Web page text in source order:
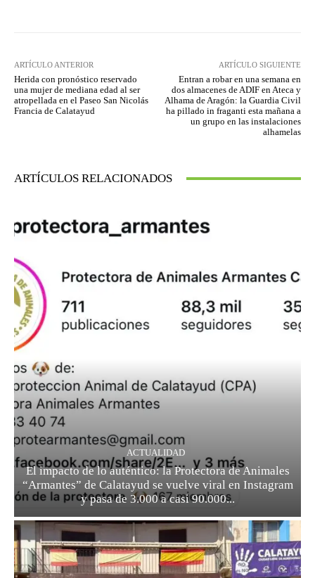
ARTÍCULO ANTERIOR
Herida con pronóstico reservado
una mujer de mediana edad al ser
atropellada en el Paseo San Nicolás
Francia de Calatayud
ARTÍCULO SIGUIENTE
Entran a robar en una semana en
dos almacenes de ADIF en Ateca y
Alhama de Aragón: la Guardia Civil
ha pillado in fraganti esta mañana a
un grupo en las instalaciones
alhamelas
ARTÍCULOS RELACIONADOS
ACTUALIDAD
El impacto de lo auténtico: la Protectora de Animales
“Armantes” de Calatayud se vuelve viral en Instagram
y pasa de 3.000 a casi 90.000...